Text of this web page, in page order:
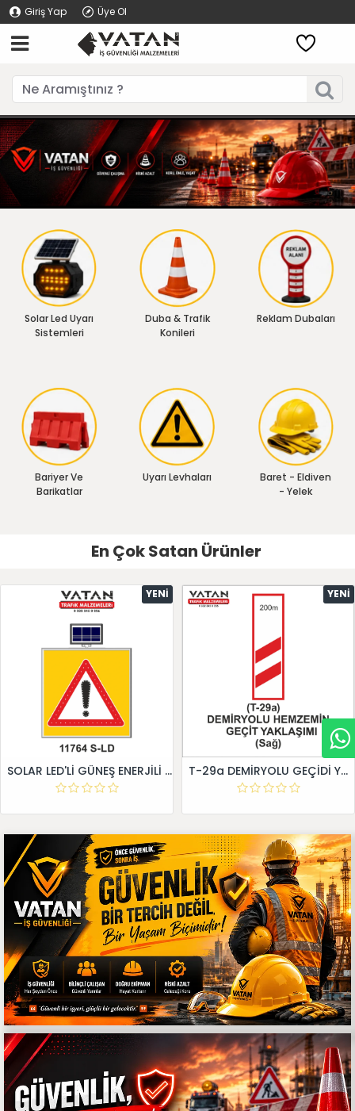
Giriş Yap Üye Ol
Solar Led Uyarı
Sistemleri
Duba & Trafik
Konileri
Reklam Dubaları
Bariyer Ve
Barikatlar
Uyarı Levhaları
Baret - Eldiven
- Yelek
En Çok Satan Ürünler
YENI
SOLAR LED'Lİ GÜNEŞ ENERJİLİ LEVHA
YENI
T-29a DEMİRYOLU GEÇİDİ YAKLAŞIM LEVHALARI (Sağ)